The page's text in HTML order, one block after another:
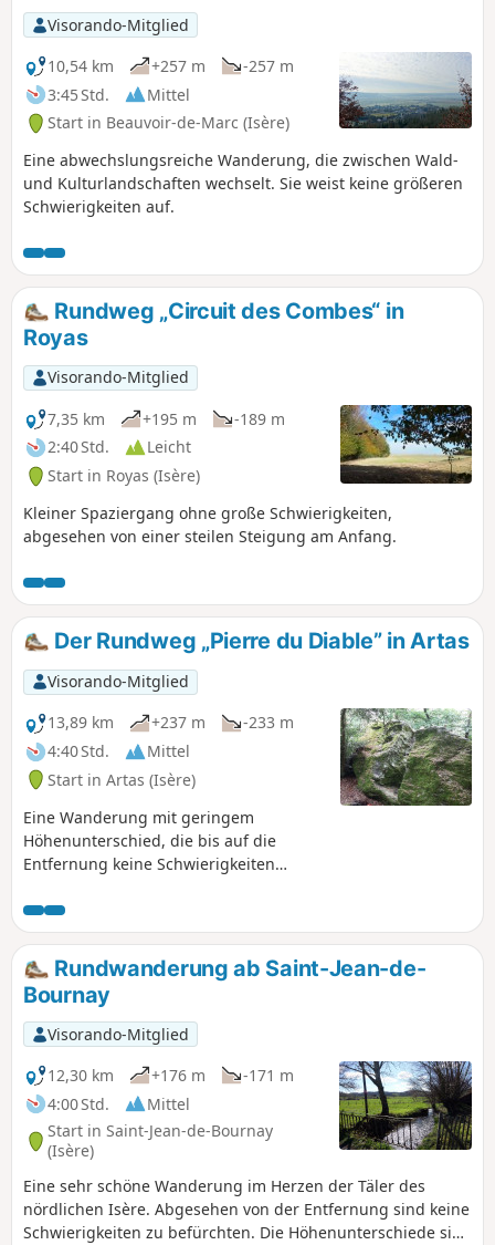
Visorando-Mitglied
10,54 km
+257 m
-257 m
3:45 Std.
Mittel
Start in Beauvoir-de-Marc (Isère)
Eine abwechslungsreiche Wanderung, die zwischen Wald-
und Kulturlandschaften wechselt. Sie weist keine größeren
Schwierigkeiten auf.
Rundweg „Circuit des Combes“ in
Royas
Visorando-Mitglied
7,35 km
+195 m
-189 m
2:40 Std.
Leicht
Start in Royas (Isère)
Kleiner Spaziergang ohne große Schwierigkeiten,
abgesehen von einer steilen Steigung am Anfang.
Der Rundweg „Pierre du Diable” in Artas
Visorando-Mitglied
13,89 km
+237 m
-233 m
4:40 Std.
Mittel
Start in Artas (Isère)
Eine Wanderung mit geringem
Höhenunterschied, die bis auf die
Entfernung keine Schwierigkeiten
hügelige Landschaft des Nord-Isère. Als
Bonus können Sie einen Abstecher zur
Pierre du Diable machen und sie
vielleicht sogar besteigen..
Rundwanderung ab Saint-Jean-de-
Bournay
Visorando-Mitglied
12,30 km
+176 m
-171 m
4:00 Std.
Mittel
Start in Saint-Jean-de-Bournay
(Isère)
Eine sehr schöne Wanderung im Herzen der Täler des
nördlichen Isère. Abgesehen von der Entfernung sind keine
Schwierigkeiten zu befürchten. Die Höhenunterschiede sind